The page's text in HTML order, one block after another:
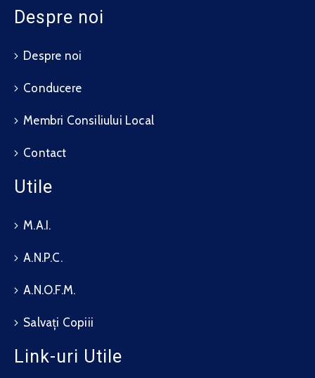
Despre noi
Despre noi
Conducere
Membri Consiliului Local
Contact
Utile
M.A.I.
A.N.P.C.
A.N.O.F.M.
Salvați Copiii
Link-uri Utile